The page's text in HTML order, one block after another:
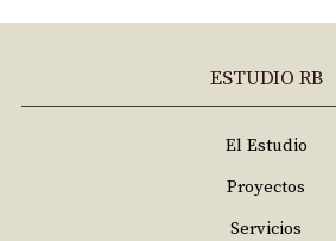
ESTUDIO RB
El Estudio
Proyectos
Servicios